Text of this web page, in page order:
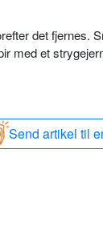
det fjernes.
med et
Send artikel til